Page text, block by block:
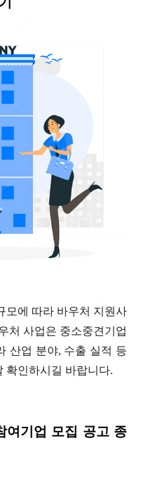
모에 따라 바우처 지원사
처 사업은 중소중견기업
산업 분야, 수출 실적 등
확인하시길 바랍니다.
여기업 모집 공고 종